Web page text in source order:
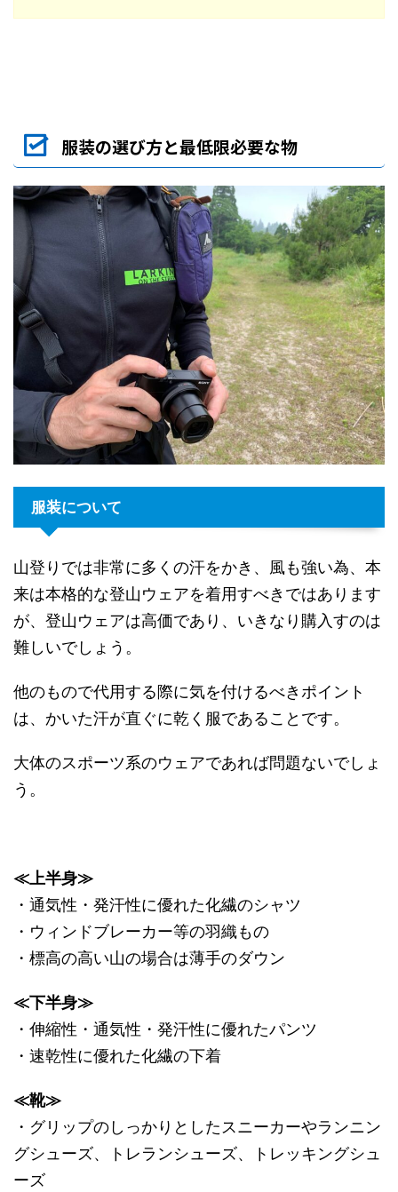
服装の選び方と最低限必要な物
服装について
山登りでは非常に多くの汗をかき、風も強い為、本
来は本格的な登山ウェアを着用すべきではあります
が、登山ウェアは高価であり、いきなり購入すのは
難しいでしょう。
他のもので代用する際に気を付けるべきポイント
は、かいた汗が直ぐに乾く服であることです。
大体のスポーツ系のウェアであれば問題ないでしょ
う。
≪上半身≫
・通気性・発汗性に優れた化繊のシャツ
・ウィンドブレーカー等の羽織もの
・標高の高い山の場合は薄手のダウン
≪下半身≫
・伸縮性・通気性・発汗性に優れたパンツ
・速乾性に優れた化繊の下着
≪靴≫
・グリップのしっかりとしたスニーカーやランニン
グシューズ、トレランシューズ、トレッキングシュ
ーズ